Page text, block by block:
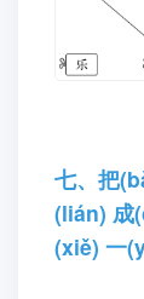
七、把
(lián) 成
(xiě) 一